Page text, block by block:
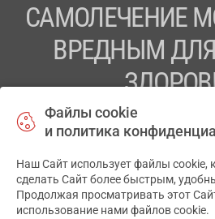
САМОЛЕЧЕНИЕ
ВРЕДНЫМ
ПЕРЕД ПРИМЕНЕНИЕМ
ТОВ «АПТЕКА 911.ЮА» Код
Отказ от
Файлы cookie
и политика
Наш Сайт использует файлы cookie,
сделать Сайт более быстрым,
Продолжая просматривать этот
использование нами файлов cookie.